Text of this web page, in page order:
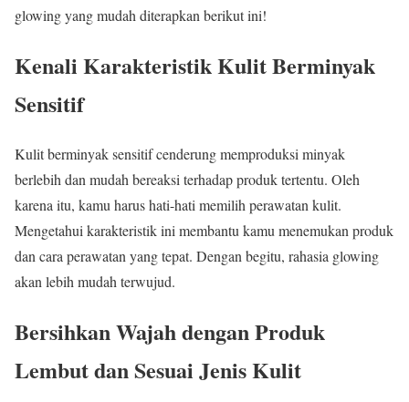
glowing yang mudah diterapkan berikut ini!
Kenali Karakteristik Kulit Berminyak
Sensitif
Kulit berminyak sensitif cenderung memproduksi minyak
berlebih dan mudah bereaksi terhadap produk tertentu. Oleh
karena itu, kamu harus hati-hati memilih perawatan kulit.
Mengetahui karakteristik ini membantu kamu menemukan produk
dan cara perawatan yang tepat. Dengan begitu, rahasia glowing
akan lebih mudah terwujud.
Bersihkan Wajah dengan Produk
Lembut dan Sesuai Jenis Kulit